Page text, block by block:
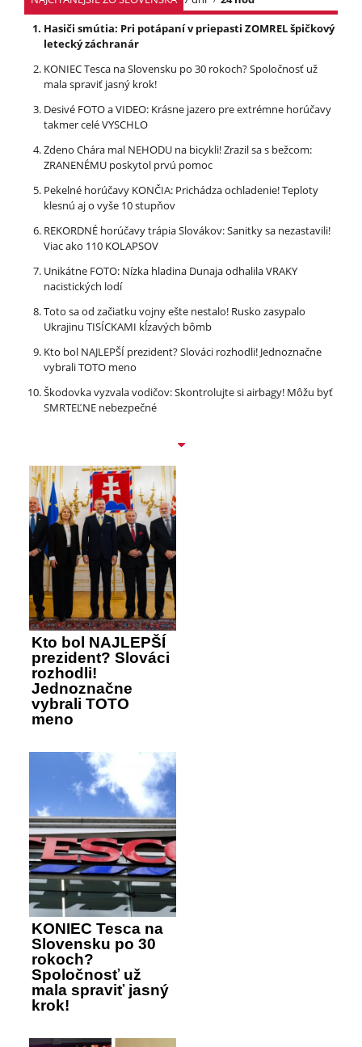
Hasiči smútia: Pri potápaní v priepasti ZOMREL špičkový
letecký záchranár
KONIEC Tesca na Slovensku po 30 rokoch? Spoločnosť už
mala spraviť jasný krok!
Desivé FOTO a VIDEO: Krásne jazero pre extrémne horúčavy
takmer celé VYSCHLO
Zdeno Chára mal NEHODU na bicykli! Zrazil sa s bežcom:
ZRANENÉMU poskytol prvú pomoc
Pekelné horúčavy KONČIA: Prichádza ochladenie! Teploty
klesnú aj o vyše 10 stupňov
REKORDNÉ horúčavy trápia Slovákov: Sanitky sa nezastavili!
Viac ako 110 KOLAPSOV
Unikátne FOTO: Nízka hladina Dunaja odhalila VRAKY
nacistických lodí
Toto sa od začiatku vojny ešte nestalo! Rusko zasypalo
Ukrajinu TISÍCKAMI kĺzavých bômb
Kto bol NAJLEPŠÍ prezident? Slováci rozhodli! Jednoznačne
vybrali TOTO meno
Škodovka vyzvala vodičov: Skontrolujte si airbagy! Môžu byť
SMRTEĽNE nebezpečné
Kto bol NAJLEPŠÍ
prezident? Slováci
rozhodli!
Jednoznačne
vybrali TOTO
meno
KONIEC Tesca na
Slovensku po 30
rokoch?
Spoločnosť už
mala spraviť jasný
krok!